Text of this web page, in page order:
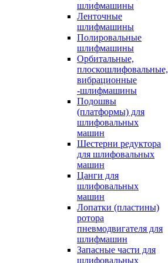
шлифмашины
Ленточные
шлифмашины
Полировальные
шлифмашины
Орбитальные,
плоскошлифовальные,
вибрационные
-шлифмашины
Подошвы
(платформы) для
шлифовальных
машин
Шестерни редуктора
для шлифовальных
машин
Цанги для
шлифовальных
машин
Лопатки (пластины)
ротора
пневмодвигателя для
шлифмашин
Запасные части для
шлифовальных